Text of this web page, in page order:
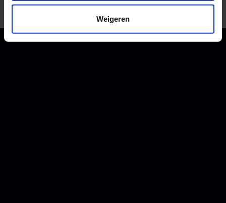
Weigeren
Bekijk hier alle meeloopdagen